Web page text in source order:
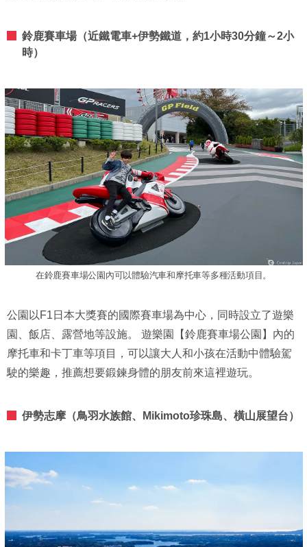
鈴鹿賽車場（近鐵電車+伊勢鐵道，約1小時30分鐘～2小
時）
在鈴鹿賽車場公園內可以體驗汽車和摩托車等多種活動項目。
公園以F1日本大獎賽的國際賽車場為中心，同時設立了遊樂
園、飯店、露營地等設施。 遊樂園【鈴鹿賽車場公園】內的
摩托車和卡丁車等項目，可以讓大人和小孩在活動中體驗駕
駛的樂趣，推薦想要鍛鍊身體的朋友前來這裡遊玩。
伊勢志摩（鳥羽水族館、Mikimoto珍珠島、橫山展望台）